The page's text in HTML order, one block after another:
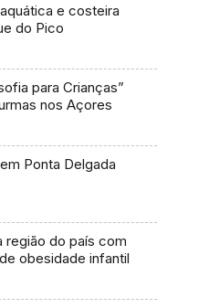
e costeira
do Pico
para Crianças”
nos Açores
Ponta Delgada
região do país com
obesidade infantil